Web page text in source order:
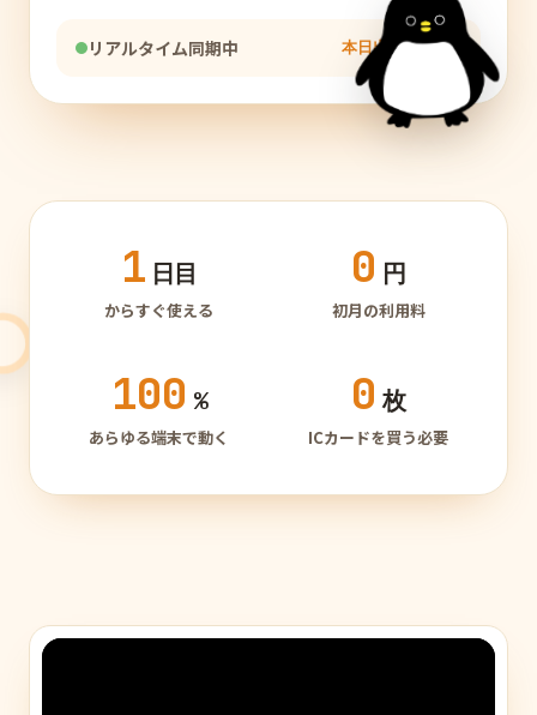
リアルタイム同期中 本日出勤2/ 6
1 日目
からすぐ使える
0 円
初月の利用料
100 %
あらゆる端末で動く
0 枚
ICカードを買う必要